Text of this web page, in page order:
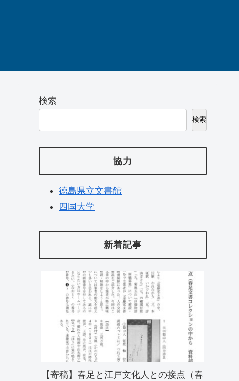
検索
検索
協力
徳島県立文書館
四国大学
新着記事
【寄稿】春足と江戸文化人との接点（春